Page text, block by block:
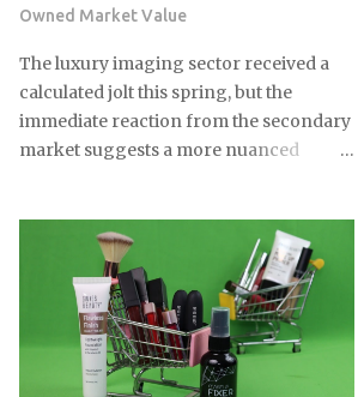
Owned Market Value
The luxury imaging sector received a
calculated jolt this spring, but the
immediate reaction from the secondary
market suggests a more nuanced
implemented in March 2026 moved the
needle on new inventory, the ripple
effect across the secondary market for
Leica M and Q systems is currently a
study in fragmented value retention.
For those embedded in the ecosystem,